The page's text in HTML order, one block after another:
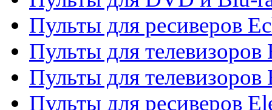
Пульты для ресиверов
Пульты для телевизоров
Пульты для телевизоров
Пульты для ресиверов